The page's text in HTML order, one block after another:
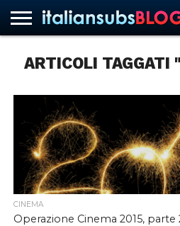
NEWS
ASCOLTI
RECENSIONI
INTERVISTE
CURIOSITÀ
CHI
SIAMO
CONTATTACI
FORUM
ITALIANSUBS
ARTICOLI TAGGATI
CINEMA
Operazione Cinema 2015, parte